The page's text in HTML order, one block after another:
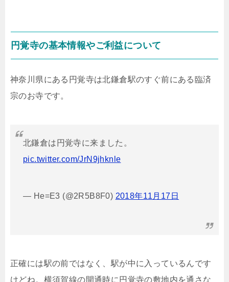
円覚寺の基本情報やご利益について
神奈川県にある円覚寺は北鎌倉駅のすぐ前にある臨済
宗のお寺です。
北鎌倉は円覚寺に来ました。
pic.twitter.com/JrN9jhknle
— He=E3 (@2R5B8F0) 2018年11月17日
正確には駅の前ではなく、駅が中に入っているんです
けどね。横須賀線の開通時に円覚寺の敷地内を通さな